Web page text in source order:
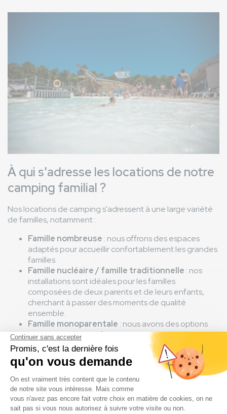
À qui s'adresse les locations de notre
camping familial ?
Nos locations de camping s'adressent à une large variété
de familles, notamment :
Famille nombreuse : nous offrons des espaces
adaptés pour accueillir confortablement les grandes
familles.
Famille nucléaire / famille traditionnelle : nos
installations sont idéales pour les familles
composées de deux parents et de leurs enfants,
cherchant à passer des moments de qualité
ensemble.
Famille monoparentale : nous avons des options
qui permettent aux familles monoparentales de
profiter d'un séjour relaxant et agréable.
Famille recomposée
: nos locations sont parfaites
pour les familles qui se sont réunies, offrant un cadre
convivial pour créer de nouveaux souvenirs
ensemble.
Famille élargie: nous accueillons également les
familles qui incluent des grands-parents, tantes,